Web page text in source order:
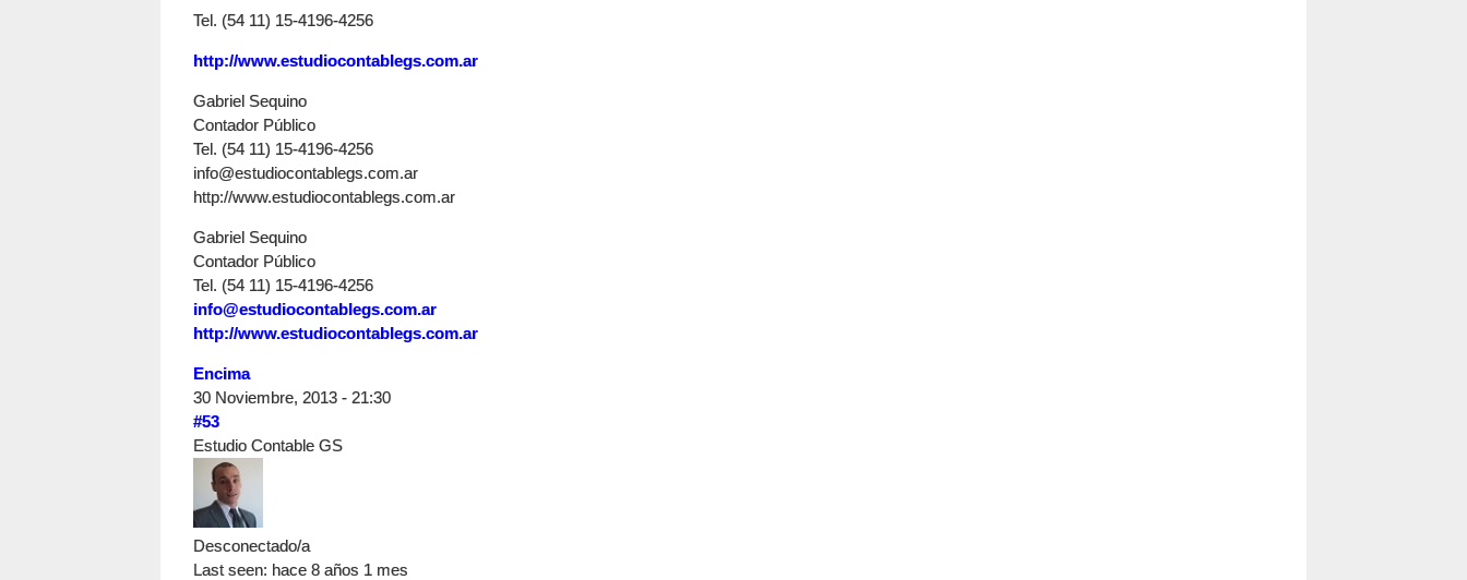
Tel. (54 11) 15-4196-4256
http://www.estudiocontablegs.com.ar
Gabriel Sequino
Contador Público
Tel. (54 11) 15-4196-4256
info@estudiocontablegs.com.ar
http://www.estudiocontablegs.com.ar
Gabriel Sequino
Contador Público
Tel. (54 11) 15-4196-4256
info@estudiocontablegs.com.ar
http://www.estudiocontablegs.com.ar
Encima
30 Noviembre, 2013 - 21:30
#53
Estudio Contable GS
Desconectado/a
Last seen: hace 8 años 1 mes